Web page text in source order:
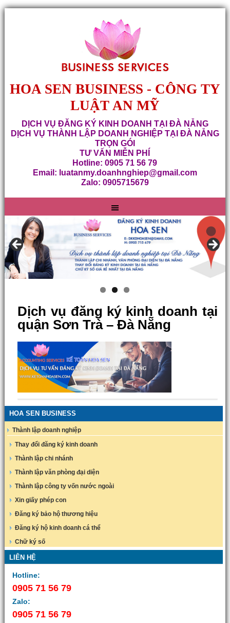
HOA SEN BUSINESS - CÔNG TY
LUẬT AN MỸ
DỊCH VỤ ĐĂNG KÝ KINH DOANH TẠI ĐÀ NẴNG
DỊCH VỤ THÀNH LẬP DOANH NGHIỆP TẠI ĐÀ NẴNG
TRỌN GÓI
TƯ VẤN MIỄN PHÍ
Hotline: 0905 71 56 79
Email: luatanmy.doanhnghiep@gmail.com
Zalo: 0905715679
Dịch vụ đăng ký kinh doanh tại
quận Sơn Trà – Đà Nẵng
HOA SEN BUSINESS
Thành lập doanh nghiệp
Thay đổi đăng ký kinh doanh
Thành lập chi nhánh
Thành lập văn phòng đại diện
Thành lập công ty vốn nước ngoài
Xin giấy phép con
Đăng ký bảo hộ thương hiệu
Đăng ký hộ kinh doanh cá thể
Chữ ký số
LIÊN HỆ
Hotline:
0905 71 56 79
Zalo:
0905 71 56 79